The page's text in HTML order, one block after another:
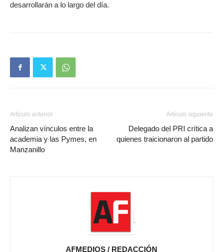
desarrollarán a lo largo del día.
Artículo anterior
Analizan vínculos entre la
academia y las Pymes, en
Manzanillo
Artículo siguiente
Delegado del PRI crítica a
quienes traicionaron al partido
AFMEDIOS / REDACCIÓN